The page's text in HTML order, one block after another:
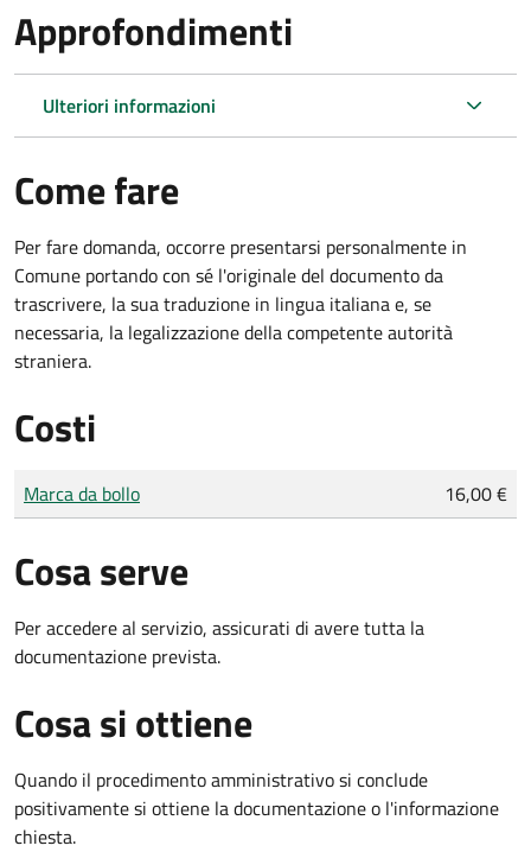
Approfondimenti
Ulteriori informazioni
Come fare
Per fare domanda, occorre presentarsi personalmente in
Comune portando con sé l'originale del documento da
trascrivere, la sua traduzione in lingua italiana e, se
necessaria, la legalizzazione della competente autorità
straniera.
Costi
Tipo di pagamento
Importo
Marca da bollo 16,00 €
Cosa serve
Per accedere al servizio, assicurati di avere tutta la
documentazione prevista.
Cosa si ottiene
Quando il procedimento amministrativo si conclude
positivamente si ottiene la documentazione o l'informazione
chiesta.